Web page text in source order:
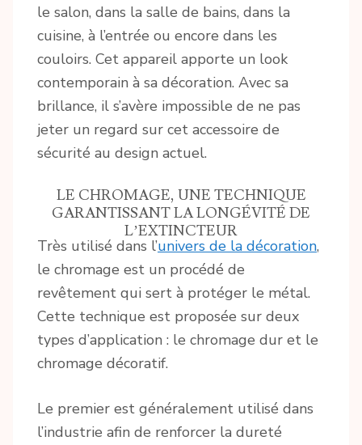
le salon, dans la salle de bains, dans la
cuisine, à l’entrée ou encore dans les
couloirs. Cet appareil apporte un look
contemporain à sa décoration. Avec sa
brillance, il s’avère impossible de ne pas
jeter un regard sur cet accessoire de
sécurité au design actuel.
LE CHROMAGE, UNE TECHNIQUE
GARANTISSANT LA LONGÉVITÉ DE
L’EXTINCTEUR
Très utilisé dans l’univers de la décoration,
le chromage est un procédé de
revêtement qui sert à protéger le métal.
Cette technique est proposée sur deux
types d’application : le chromage dur et le
chromage décoratif.
Le premier est généralement utilisé dans
l’industrie afin de renforcer la dureté